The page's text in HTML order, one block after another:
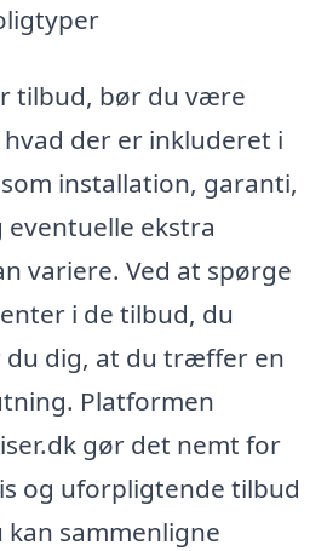
tilbud, bør du være
der er inkluderet i
installation, garanti,
ekstra
variere. Ved at spørge
i de tilbud, du
du dig, at du træffer en
Platformen
gør det nemt for
og uforpligtende tilbud
sammenligne